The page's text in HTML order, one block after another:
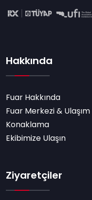
Hakkında
Fuar Hakkında
Fuar Merkezi & Ulaşım
Konaklama
Ekibimize Ulaşın
Ziyaretçiler